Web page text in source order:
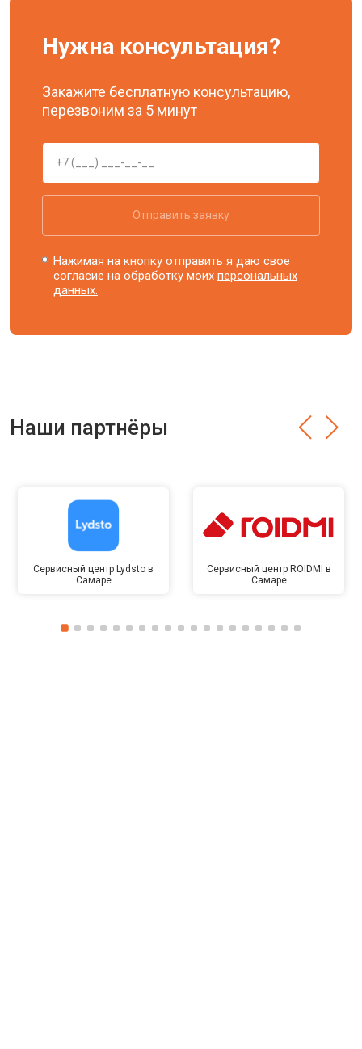
Нужна консультация?
Закажите бесплатную консультацию,
перезвоним за 5 минут
Отправить заявку
Нажимая на кнопку отправить я даю свое
согласие на обработку моихперсональных
данных.
Наши партнёры
Сервисный центр Lydsto в
Самаре
Сервисный центр ROIDMI в
Самаре